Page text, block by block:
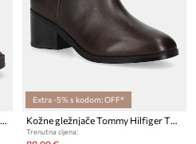
Gležnječe od brušene kože Tommy Hilfiger TH SHEARLING LACE UP BOOT
Extra -5% s kodom: OFF*
Kožne gležnjače Tommy Hilfiger TH BUCKLE RIDING MID HEEL BOOTIE
Trenutna cijena: